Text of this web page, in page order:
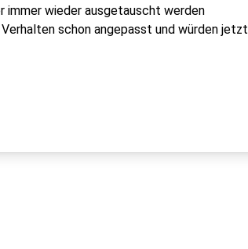
immer wieder ausgetauscht werden
schon angepasst und würden jetzt